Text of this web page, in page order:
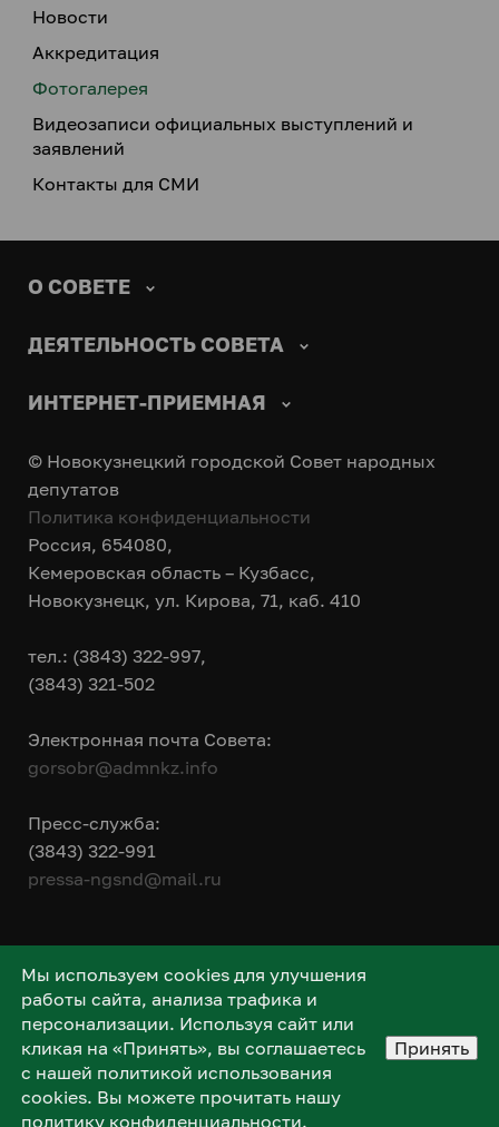
Новости
Аккредитация
Фотогалерея
Видеозаписи официальных выступлений и
заявлений
Контакты для СМИ
О СОВЕТЕ
ДЕЯТЕЛЬНОСТЬ СОВЕТА
ИНТЕРНЕТ-ПРИЕМНАЯ
© Новокузнецкий городской Совет народных
депутатов
Политика конфиденциальности
Россия, 654080,
Кемеровская область – Кузбасс,
Новокузнецк, ул. Кирова, 71, каб. 410
тел.: (3843) 322-997,
(3843) 321-502
Электронная почта Совета:
gorsobr@admnkz.info
Пресс-служба:
(3843) 322-991
pressa-ngsnd@mail.ru
Мы используем cookies для улучшения
работы сайта, анализа трафика и
персонализации. Используя сайт или
кликая на «Принять», вы соглашаетесь
с нашей политикой использования
cookies. Вы можете прочитать нашу
политику конфиденциальности.
Принять